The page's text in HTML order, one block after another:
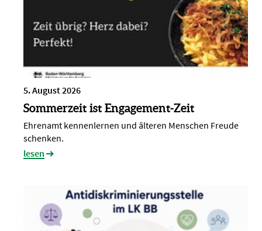
5. August 2026
Sommerzeit ist Engagement-Zeit
Ehrenamt kennenlernen und älteren Menschen Freude
schenken.
lesen